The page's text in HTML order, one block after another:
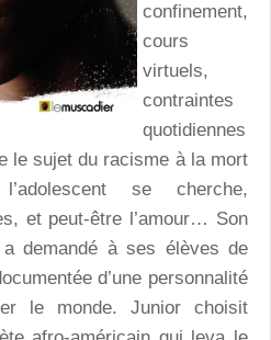
confinement,
cours
virtuels,
contraintes
quotidiennes
le sujet du racisme à la mort
se cherche,
et peut-être l’amour… Son
demandé à ses élèves de
d’une personnalité
le monde. Junior choisit